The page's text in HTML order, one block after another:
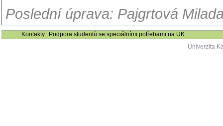
Poslední úprava: Pajgrtová
Kontakty
Podpora studentů se speciálními potřebami na UK
Univerzita